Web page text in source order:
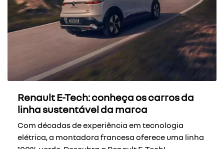
Renault E-Tech: conheça os carros da
linha sustentável da marca
Com décadas de experiência em tecnologia
elétrica, a montadora francesa oferece uma linha